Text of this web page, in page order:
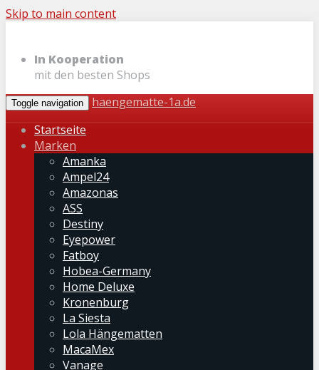
Skip to main content
In Kooperation
mit den besten Shops
Toggle navigation
haengematte-1a.de
Startseite
Marken
Amanka
Ampel24
Amazonas
ASS
Destiny
Eyepower
Fatboy
Hobea-Germany
Home Deluxe
Kronenburg
La Siesta
Lola Hängematten
MacaMex
Vanage